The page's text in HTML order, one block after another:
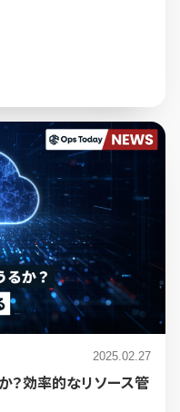
2025.02.27
？効率的なリソース管